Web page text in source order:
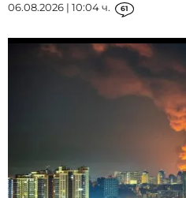
06.08.2026 | 10:04 ч. 61